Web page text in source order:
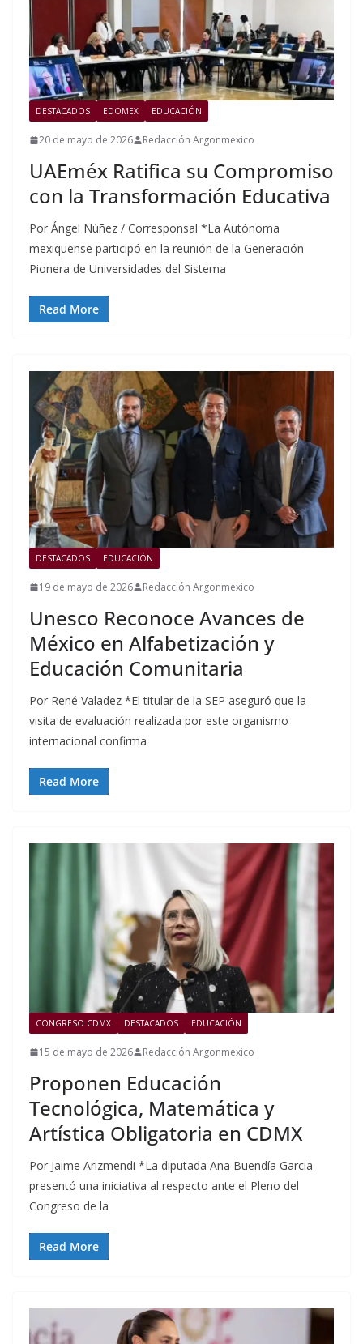
DESTACADOS EDOMEX EDUCACIÓN
20 de mayo de 2026 Redacción Argonmexico
UAEméx Ratifica su Compromiso
con la Transformación Educativa
Por Ángel Núñez / Corresponsal *La Autónoma
mexiquense participó en la reunión de la Generación
Pionera de Universidades del Sistema
Read More
DESTACADOS EDUCACIÓN
19 de mayo de 2026 Redacción Argonmexico
Unesco Reconoce Avances de
México en Alfabetización y
Educación Comunitaria
Por René Valadez *El titular de la SEP aseguró que la
visita de evaluación realizada por este organismo
internacional confirma
Read More
CONGRESO CDMX DESTACADOS EDUCACIÓN
15 de mayo de 2026 Redacción Argonmexico
Proponen Educación
Tecnológica, Matemática y
Artística Obligatoria en CDMX
Por Jaime Arizmendi *La diputada Ana Buendía Garcia
presentó una iniciativa al respecto ante el Pleno del
Congreso de la
Read More